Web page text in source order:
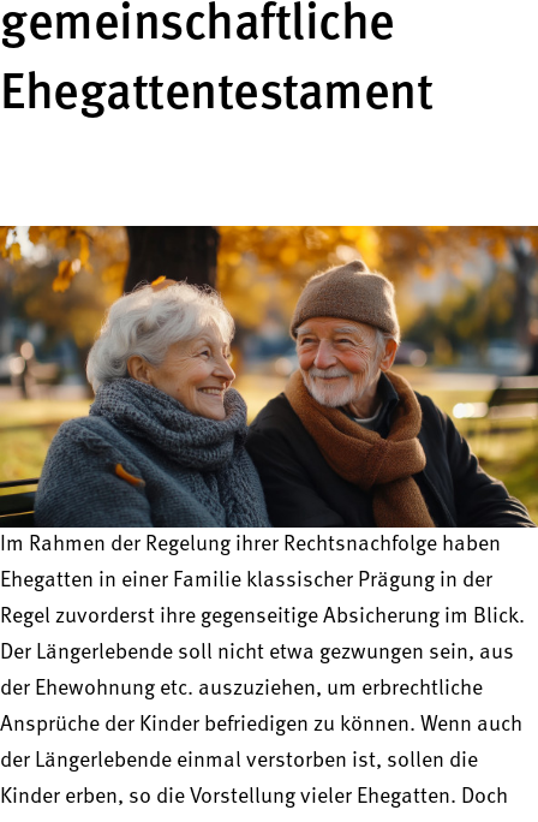
gemeinschaftliche
Ehegattentestament
Im Rahmen der Regelung ihrer Rechtsnachfolge haben
Ehegatten in einer Familie klassischer Prägung in der
Regel zuvorderst ihre gegenseitige Absicherung im Blick.
Der Längerlebende soll nicht etwa gezwungen sein, aus
der Ehewohnung etc. auszuziehen, um erbrechtliche
Ansprüche der Kinder befriedigen zu können. Wenn auch
der Längerlebende einmal verstorben ist, sollen die
Kinder erben, so die Vorstellung vieler Ehegatten. Doch